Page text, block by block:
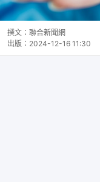
撰文： 聯合新聞網
出版： 2024-12-16 11:30